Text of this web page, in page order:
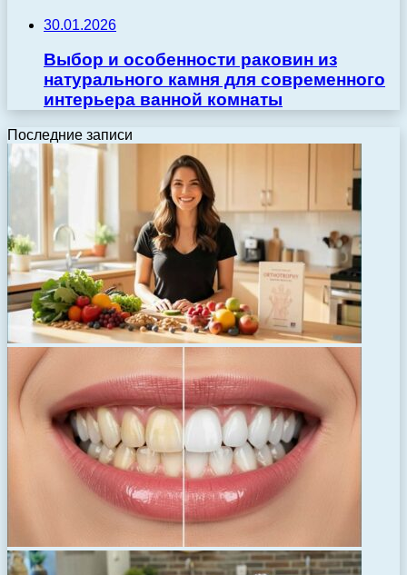
30.01.2026
Выбор и особенности раковин из
натурального камня для современного
интерьера ванной комнаты
Последние записи